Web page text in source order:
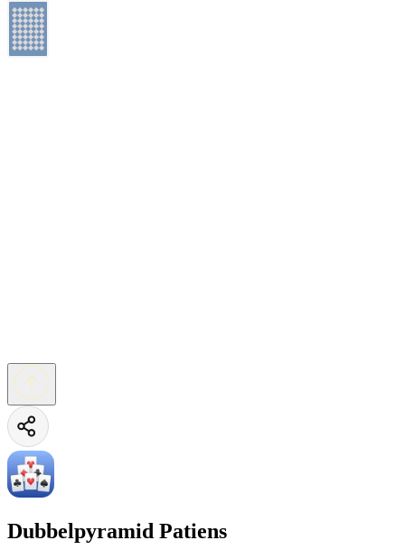
Dubbelpyramid Patiens